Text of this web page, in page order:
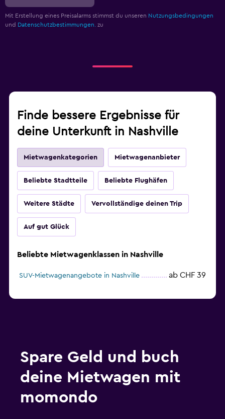
Mit Erstellung eines Preisalarms stimmst du unseren Nutzungsbedingungen
und Datenschutzbestimmungen. zu
Finde bessere Ergebnisse für
deine Unterkunft in Nashville
Mietwagenkategorien Mietwagenanbieter
Beliebte Stadtteile Beliebte Flughäfen
Weitere Städte Vervollständige deinen Trip
Auf gut Glück
Beliebte Mietwagenklassen in Nashville
SUV-Mietwagenangebote in Nashville ab CHF 39
Spare Geld und buch
deine Mietwagen mit
momondo